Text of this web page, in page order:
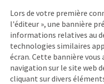
Lors de votre première
l'éditeur », une bannière
informations relatives au
technologies similaires
écran. Cette bannière
navigation sur le site web
cliquant sur divers